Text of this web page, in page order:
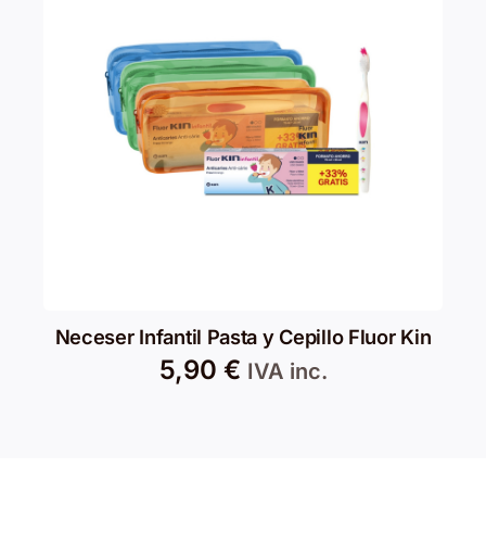
Neceser Infantil Pasta y Cepillo Fluor Kin
5,90 € IVA inc.